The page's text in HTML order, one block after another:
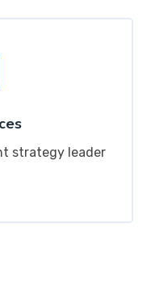
strategy leader